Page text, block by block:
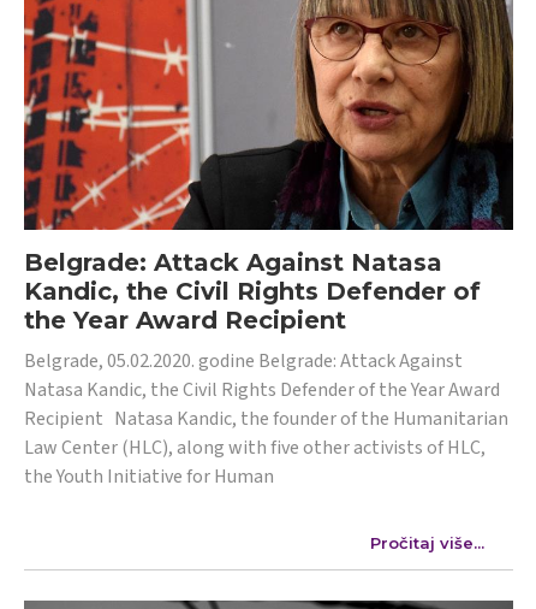
Belgrade: Attack Against Natasa
Kandic, the Civil Rights Defender of
the Year Award Recipient
Belgrade, 05.02.2020. godine Belgrade: Attack Against
Natasa Kandic, the Civil Rights Defender of the Year Award
Recipient Natasa Kandic, the founder of the Humanitarian
Law Center (HLC), along with five other activists of HLC,
the Youth Initiative for Human
Pročitaj više...